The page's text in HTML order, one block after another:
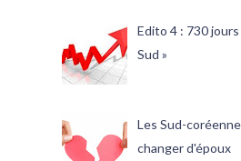
Edito 4 : 730 jours
Sud »
Les Sud-
changer d'époux